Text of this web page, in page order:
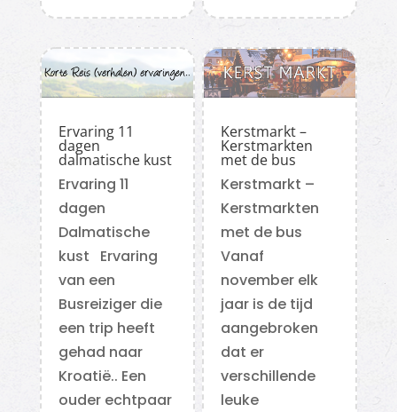
Ervaring 11
dagen
dalmatische kust
Ervaring 11
dagen
Dalmatische
kust Ervaring
van een
Busreiziger die
een trip heeft
gehad naar
Kroatië.. Een
ouder echtpaar
Kerstmarkt –
Kerstmarkten
met de bus
Kerstmarkt –
Kerstmarkten
met de bus
Vanaf
november elk
jaar is de tijd
aangebroken
dat er
verschillende
leuke